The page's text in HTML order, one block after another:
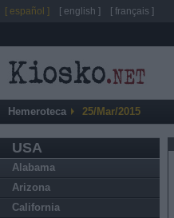
Hemeroteca 25/Mar/2015
USA
Alabama
Arizona
California
[ español ] [ english ] [ français ]